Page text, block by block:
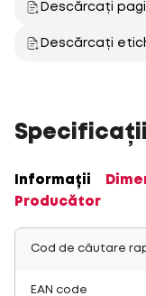
Descărcați
Descărcați
Specificații
Informații
Producător
Cod de căutare
EAN code